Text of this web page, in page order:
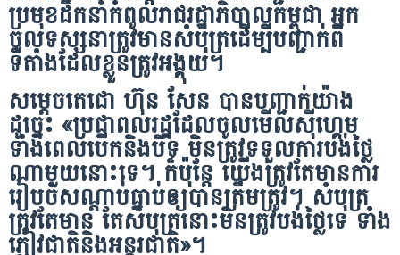
ប្រមុខដឹកនាំកំពូលរាជរដ្ឋាភិបាលកម្ពុជា អ្នក
ចូលទស្សនាត្រូវមានសំបុត្រដើម្បីបញ្ជាក់ពី
ទីតាំងដែលខ្លួនត្រូវអង្គុយ។
សម្តេចតេជោ ហ៊ុន សែន បានបញ្ជាក់យ៉ាង
ដូច្នេះ «ប្រជាពលរដ្ឋដែលចូលមើលស៉ីហ្គេម
ទាំងពេលបើកនិងបិទ មិនត្រូវទទួលការបង់ថ្លៃ
ណាមួយនោះទេ។ ក៏ប៉ុន្តែ យើងត្រូវតែមានការ
រៀបចំសណ្តាប់ធ្នាប់ឲ្យបានត្រឹមត្រូវ។ សំបុត្រ
ត្រូវតែមាន តែសំបុត្រនោះមិនត្រូវបង់ថ្លៃទេ ទាំង
ភ្ញៀវជាតិនិងអន្តរជាតិ»។